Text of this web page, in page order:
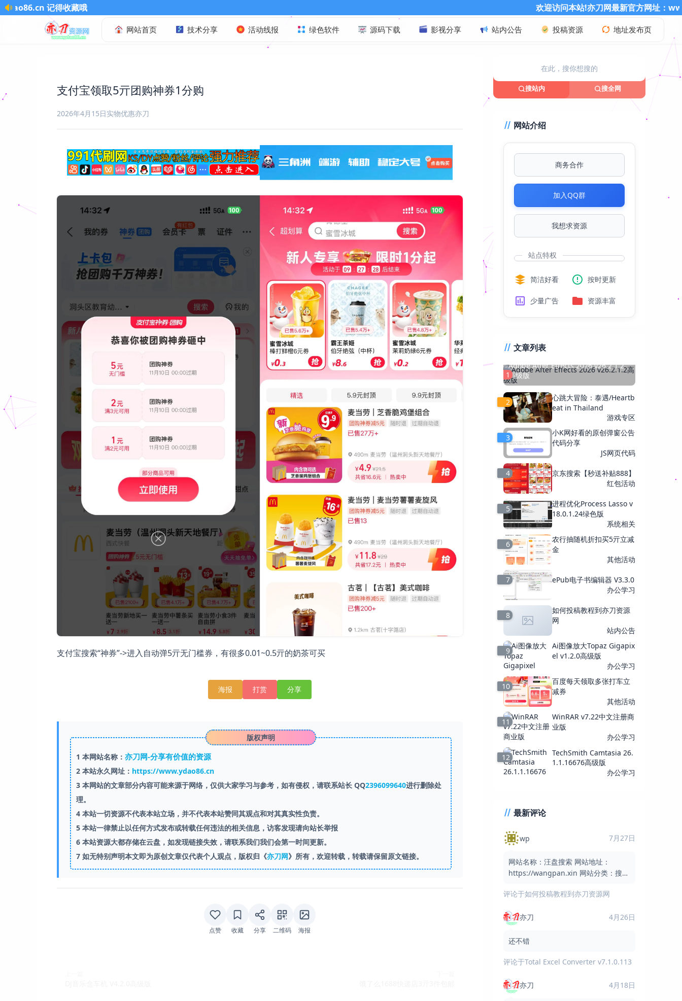
哦 欢迎访问本站!亦刀网最新官方网址：www.ydao86.cn 记得
网站首页 技术分享 活动线报 绿色软件 源码下载 影视分享 站内公告 投稿资源 地址发布页
支付宝领取5亓团购神券1分购
2026年4月15日实物优惠亦刀
支付宝搜索“神券”->进入自动弹5亓无门槛券，有很多0.01~0.5亓的奶茶可买
海报 打赏 分享
版权声明
1 本网站名称： 亦刀网-分享有价值的资源
2本站永久网址： https://www.ydao86.cn
3本网站的文章部分内容可能来源于网络，仅供大家学习与参考，如有侵权，请联系站长 QQ2396099640进行删除处
理。
4本站一切资源不代表本站立场，并不代表本站赞同其观点和对其真实性负责。
5本站一律禁止以任何方式发布或转载任何违法的相关信息，访客发现请向站长举报
6本站资源大都存储在云盘，如发现链接失效，请联系我们我们会第一时间更新。
7如无特别声明本文即为原创文章仅代表个人观点，版权归《亦刀网》所有，欢迎转载，转载请保留原文链接。
点赞 收藏 分享 二维码 海报
搜站内 搜全网
网站介绍
商务合作
加入QQ群
我想求资源
站点特权
简洁好看 按时更新
少量广告 资源丰富
文章列表
1
Adobe After Effects 2026 v26.2.1.2
高级版
2
心跳大冒险：泰遇/Heartb
eat in Thailand
游戏专区
3
小K网好看的原创弹窗公告
代码分享
JS网页代码
4
京东搜索【秒送补贴888】
红包活动
5
进程优化Process Lasso v
18.0.1.24绿色版
系统相关
6
农行抽随机折扣买5亓立减
金
其他活动
7
ePub电子书编辑器 V3.3.0
办公学习
8
如何投稿教程到亦刀资源
网
站内公告
9
Ai图像放大Topaz Gigapix
el v1.2.0高级版
办公学习
10
百度每天领取多张打车立
减券
其他活动
11
WinRAR v7.22中文注册商
业版
办公学习
12
TechSmith Camtasia 26.
1.1.16676高级版
办公学习
最新评论
wp 7月27日
网站名称：汪盘搜索 网站地址：
https://wangpan.xin 网站分类：搜索
汪盘搜索是一个免费的网盘资
评论于如何投稿教程到亦刀资源网
亦刀 4月26日
还不错
评论于Total Excel Converter v7.1.0.113
亦刀 4月18日